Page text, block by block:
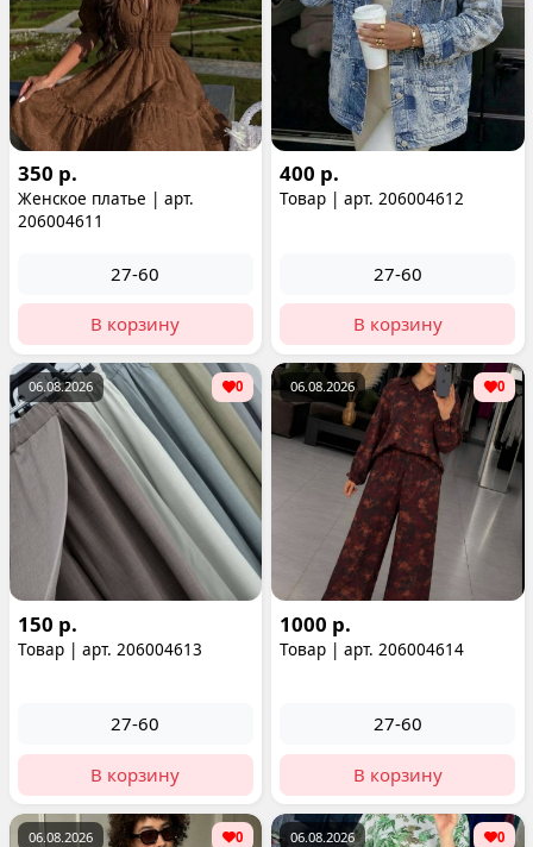
350 р.
Женское платье | арт.
206004611
27-60
В корзину
400 р.
Товар | арт. 206004612
27-60
В корзину
06.08.2026 0
150 р.
Товар | арт. 206004613
27-60
В корзину
06.08.2026 0
1000 р.
Товар | арт. 206004614
27-60
В корзину
06.08.2026 0 06.08.2026 0